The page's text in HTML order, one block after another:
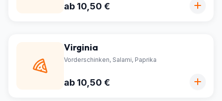
ab 10,50 €
Virginia
Vorderschinken, Salami, Paprika
ab 10,50 €